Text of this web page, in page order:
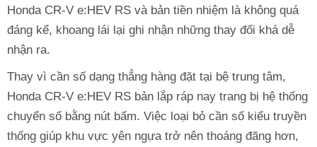
Honda CR-V e:HEV RS và bản tiền nhiệm là không quá
đáng kể, khoang lái lại ghi nhận những thay đổi khá dễ
nhận ra.
Thay vì cần số dạng thẳng hàng đặt tại bệ trung tâm,
Honda CR-V e:HEV RS bản lắp ráp nay trang bị hệ thống
chuyển số bằng nút bấm. Việc loại bỏ cần số kiểu truyền
thống giúp khu vực yên ngựa trở nên thoáng đãng hơn,